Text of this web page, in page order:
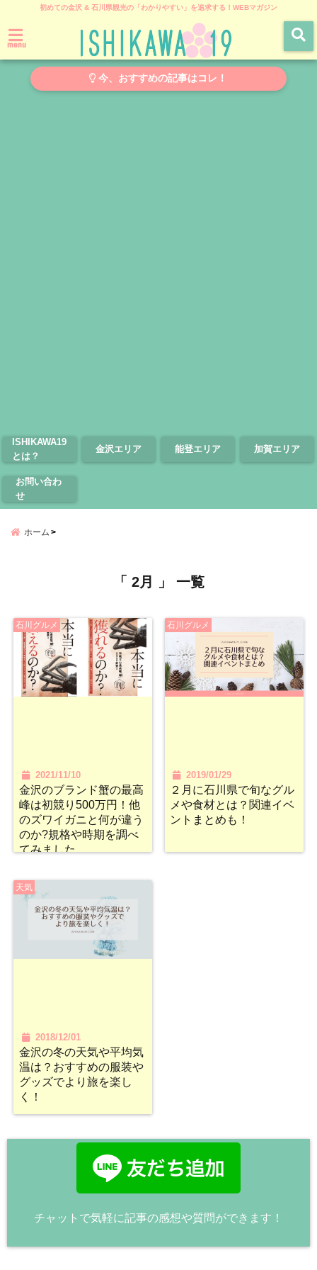
初めての金沢 & 石川県観光の「わかりやすい」を追求する！WEBマガジン
menu
今、おすすめの記事はコレ！
ISHIKAWA19
とは？
金沢エリア 能登エリア 加賀エリア
お問い合わ
せ
ホーム
「 2月 」 一覧
石川グルメ
2021/11/10
金沢のブランド蟹の最高
峰は初競り500万円！他
のズワイガニと何が違う
のか?規格や時期を調べ
てみました。
石川グルメ
2019/01/29
２月に石川県で旬なグル
メや食材とは？関連イベ
ントまとめも！
天気
2018/12/01
金沢の冬の天気や平均気
温は？おすすめの服装や
グッズでより旅を楽し
く！
チャットで気軽に記事の感想や質問ができます！